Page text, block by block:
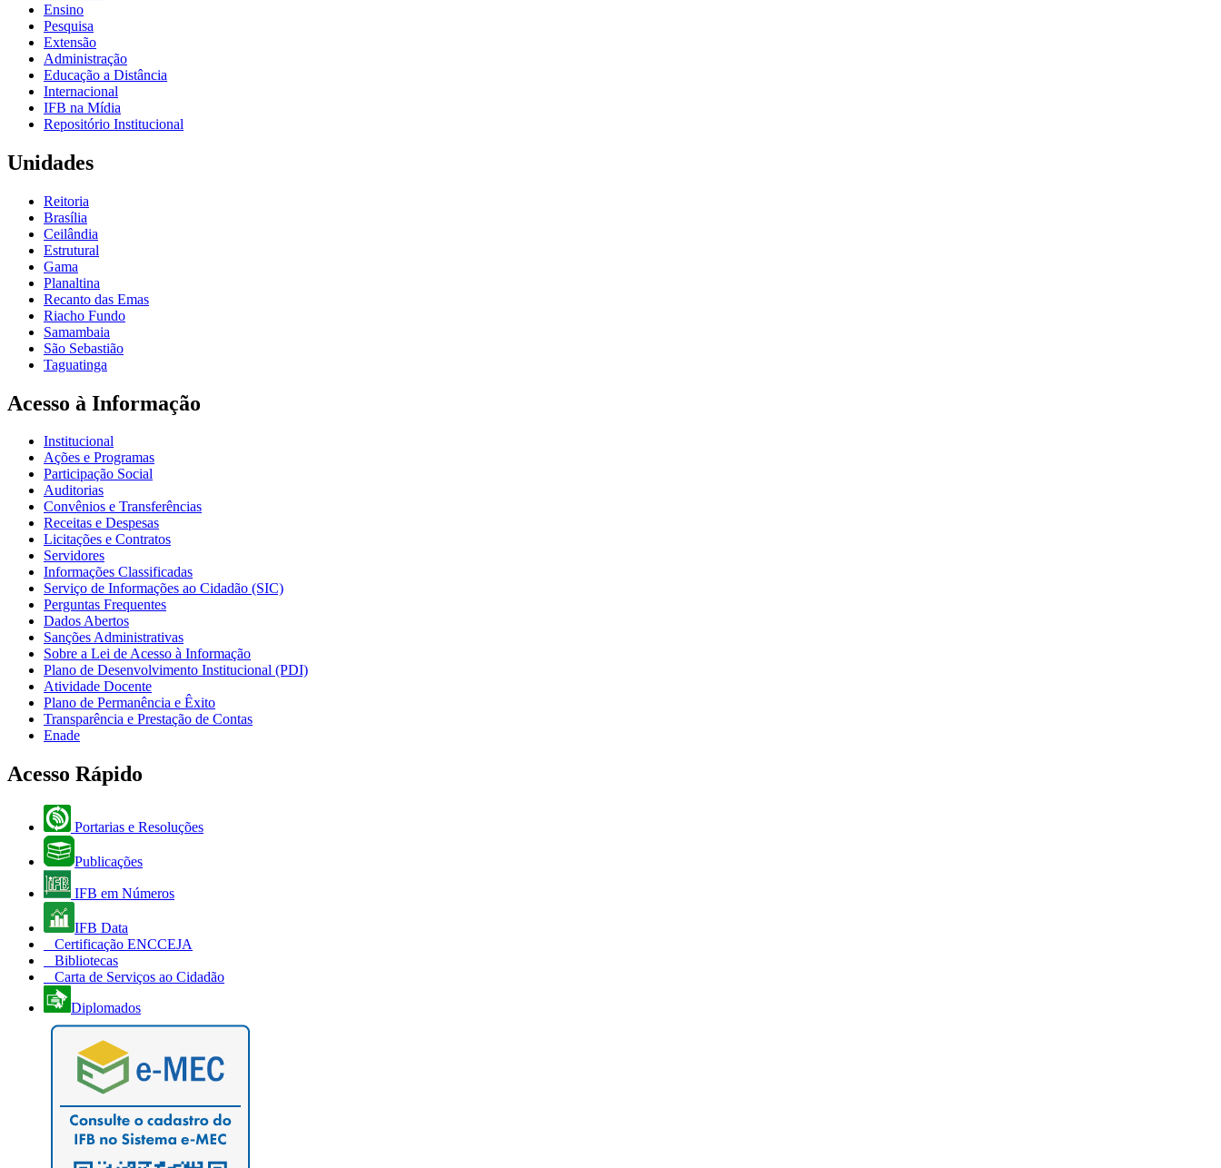
Ensino
Pesquisa
Extensão
Administração
Educação a Distância
Internacional
IFB na Mídia
Repositório Institucional
Unidades
Reitoria
Brasília
Ceilândia
Estrutural
Gama
Planaltina
Recanto das Emas
Riacho Fundo
Samambaia
São Sebastião
Taguatinga
Acesso à Informação
Institucional
Ações e Programas
Participação Social
Auditorias
Convênios e Transferências
Receitas e Despesas
Licitações e Contratos
Servidores
Informações Classificadas
Serviço de Informações ao Cidadão (SIC)
Perguntas Frequentes
Dados Abertos
Sanções Administrativas
Sobre a Lei de Acesso à Informação
Plano de Desenvolvimento Institucional (PDI)
Atividade Docente
Plano de Permanência e Êxito
Transparência e Prestação de Contas
Enade
Acesso Rápido
Portarias e Resoluções
Publicações
IFB em Números
IFB Data
Certificação ENCCEJA
Bibliotecas
Carta de Serviços ao Cidadão
Diplomados